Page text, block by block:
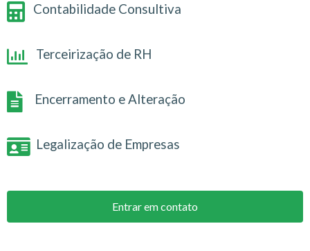
Contabilidade Consultiva
Terceirização de RH
Encerramento e Alteração
Legalização de Empresas
Entrar em contato